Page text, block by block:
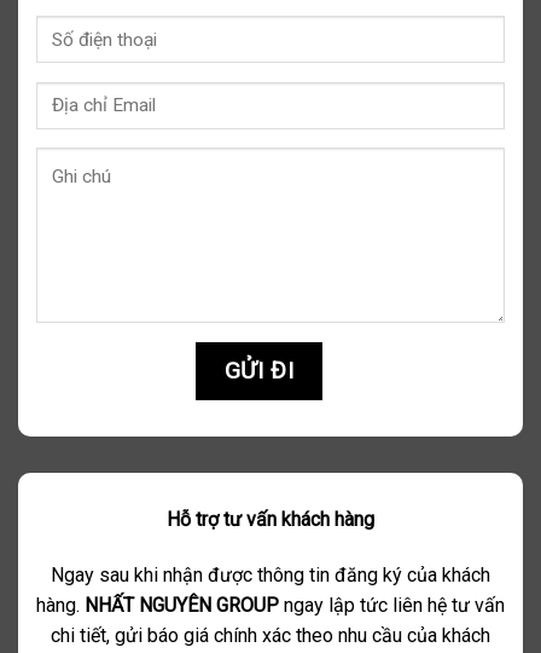
Hỗ trợ tư vấn khách hàng
Ngay sau khi nhận được thông tin đăng ký của khách
hàng. NHẤT NGUYÊN GROUP ngay lập tức liên hệ tư vấn
chi tiết, gửi báo giá chính xác theo nhu cầu của khách